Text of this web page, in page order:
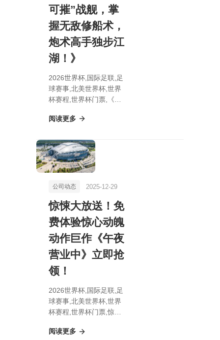
可摧”战舰，掌
握无敌修船术，
炮术高手独步江
湖！》
2026世界杯,国际足联,足
球赛事,北美世界杯,世界
杯赛程,世界杯门票,《征
可摧”战舰，掌握无敌修
湖！》
阅读更多
公司动态 2025-12-29
惊悚大放送！免
费体验惊心动魄
动作巨作《午夜
营业中》立即抢
领！
2026世界杯,国际足联,足
球赛事,北美世界杯,世界
杯赛程,世界杯门票,惊悚
魄动作巨作《午夜营业
阅读更多